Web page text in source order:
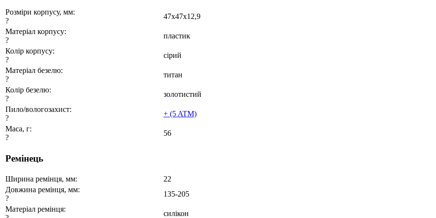
Розміри корпусу, мм:
?
47x47x12,9
Матеріал корпусу:
?
пластик
Колір корпусу:
?
сірий
Матеріал безелю:
?
титан
Колір безелю:
?
золотистий
Пило/вологозахист:
?
+ (5 ATM)
Маса, г:
?
56
Ремінець
Ширина ремінця, мм:
22
Довжина ремінця, мм:
?
135-205
Матеріал ремінця:
силікон